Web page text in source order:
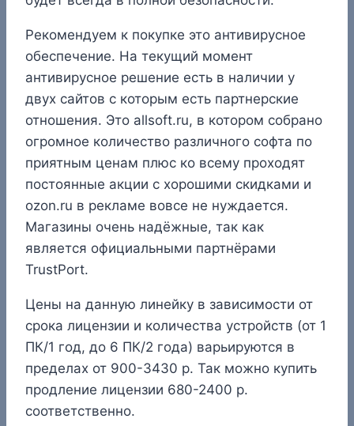
Рекомендуем к покупке это антивирусное
обеспечение. На текущий момент
антивирусное решение есть в наличии у
двух сайтов с которым есть партнерские
отношения. Это allsoft.ru, в котором собрано
огромное количество различного софта по
приятным ценам плюс ко всему проходят
постоянные акции с хорошими скидками и
ozon.ru в рекламе вовсе не нуждается.
Магазины очень надёжные, так как
является официальными партнёрами
TrustPort.
Цены на данную линейку в зависимости от
срока лицензии и количества устройств (от 1
ПК/1 год, до 6 ПК/2 года) варьируются в
пределах от 900-3430 р. Так можно купить
продление лицензии 680-2400 р.
соответственно.